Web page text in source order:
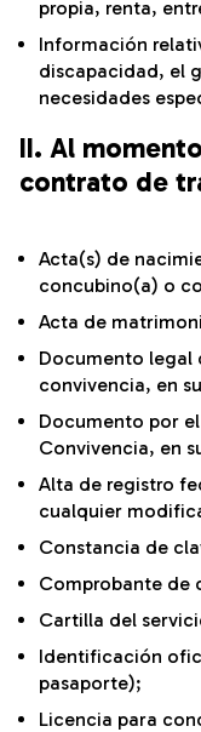
propia, renta,
Información
discapacidad, el
necesidades
II. Al
contrato de
Acta(s) de
concubino(a) o
Acta de
Documento legal
convivencia, en
Documento por
Convivencia, en
Alta de registro
cualquier
Constancia de
Comprobante de
Cartilla del
Identificación
pasaporte);
Licencia para